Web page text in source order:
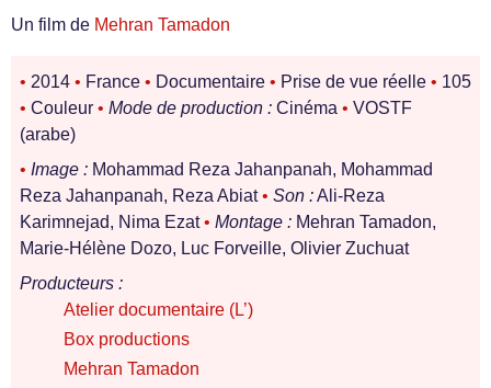
Un film de Mehran Tamadon
• 2014 • France • Documentaire • Prise de vue réelle • 105
• Couleur • Mode de production : Cinéma • VOSTF
(arabe)
• Image : Mohammad Reza Jahanpanah, Mohammad
Reza Jahanpanah, Reza Abiat• Son :Ali-Reza
Karimnejad, Nima Ezat• Montage : Mehran Tamadon,
Marie-Hélène Dozo, Luc Forveille, Olivier Zuchuat
Producteurs :
Atelier documentaire (L’)
Box productions
Mehran Tamadon